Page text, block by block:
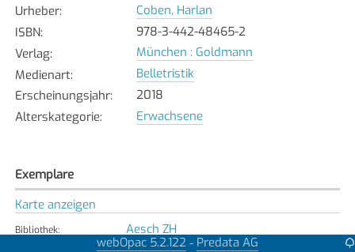
Urheber:
Coben, Harlan
ISBN:
978-3-442-48465-2
Verlag:
München : Goldmann
Medienart:
Belletristik
Erscheinungsjahr:
2018
Alterskategorie: Erwachsene
Exemplare
Karte anzeigen
Bibliothek: Aesch ZH
Verfügbar
webOpac 5.2.122 - Predata AG